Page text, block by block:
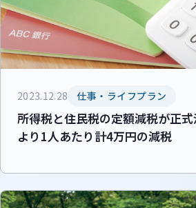
2023.12.28 仕事・ライフプラン
所得税と住民税の定額減税が正
より1人あたり計4万円の減税